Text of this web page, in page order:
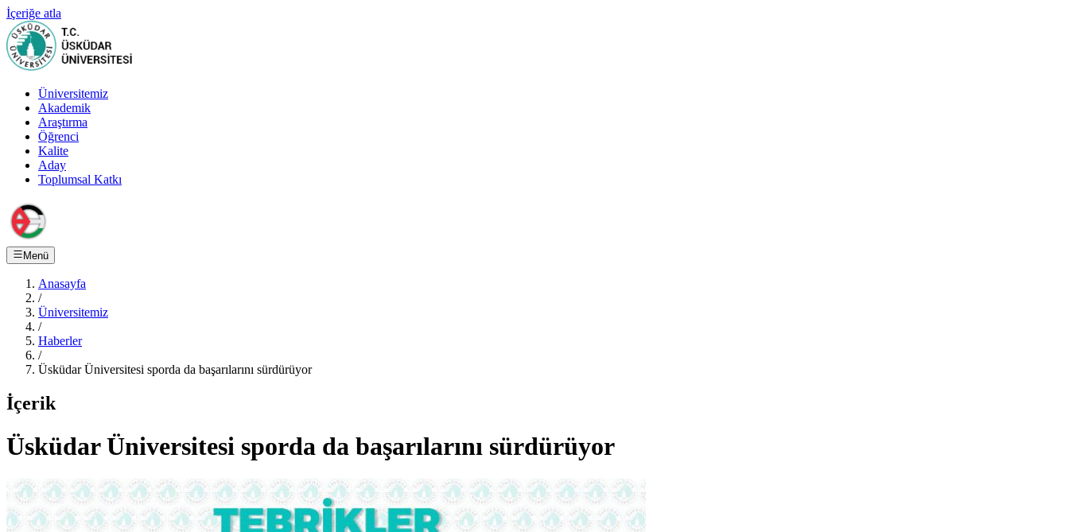
İçeriğe atla
Üniversitemiz
Akademik
Araştırma
Öğrenci
Kalite
Aday
Toplumsal Katkı
Menü
Anasayfa
/
Üniversitemiz
/
Haberler
/
Üsküdar Üniversitesi sporda da başarılarını sürdürüyor
İçerik
Üsküdar Üniversitesi sporda da başarılarını sürdürüyor